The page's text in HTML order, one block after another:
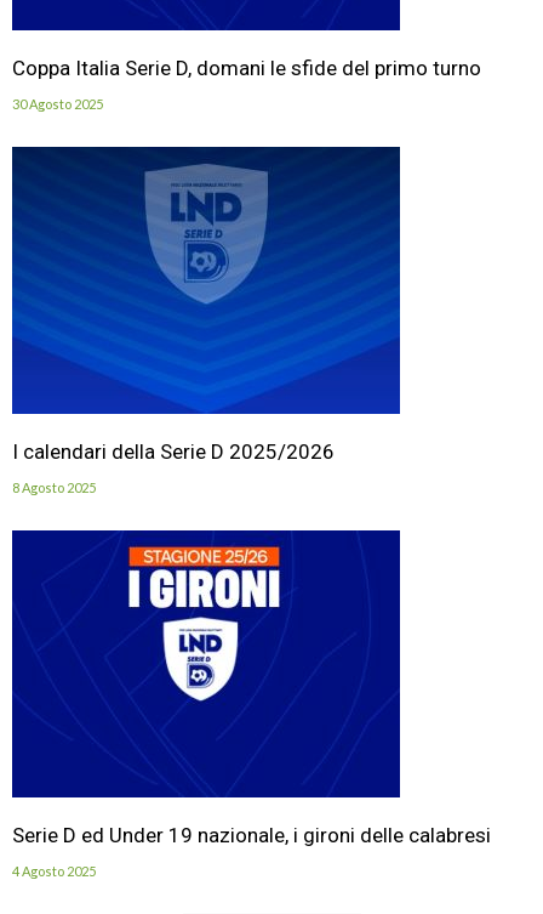
Coppa Italia Serie D, domani le sfide del primo turno
30 Agosto 2025
I calendari della Serie D 2025/2026
8 Agosto 2025
Serie D ed Under 19 nazionale, i gironi delle calabresi
4 Agosto 2025